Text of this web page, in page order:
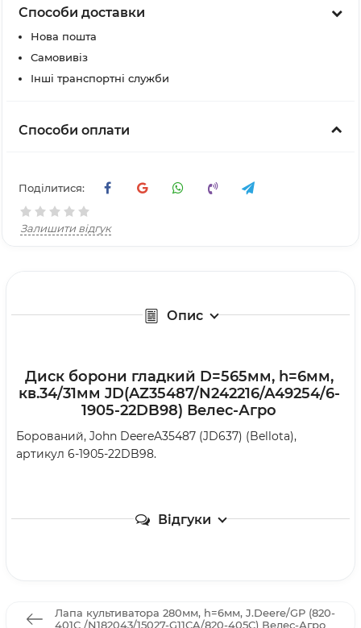
Способи доставки
Нова пошта
Самовивіз
Інші транспортні служби
Способи оплати
Поділитися:
Залишити відгук
Опис
Диск борони гладкий D=565мм, h=6мм,
кв.34/31мм JD(AZ35487/N242216/A49254/6-
1905-22DB98) Велес-Агро
Борований, John DeereA35487 (JD637) (Bellota),
артикул 6-1905-22DB98.
Відгуки
Лапа культиватора 280мм, h=6мм, J.Deere/GP (820-
401C /N182043/15027-G11CA/820-405C) Велес-Агро